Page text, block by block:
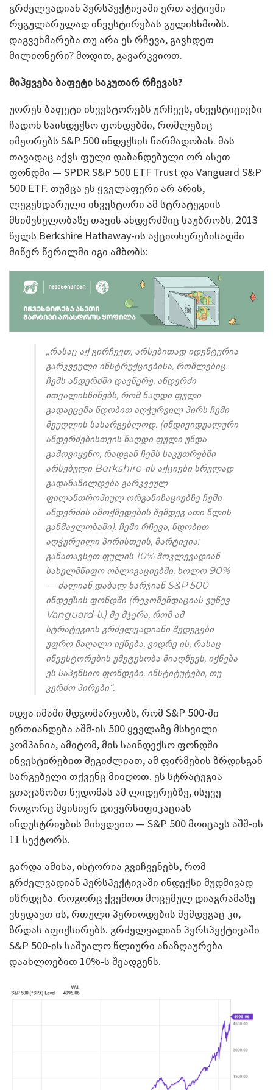
გრძელვადიან პერსპექტივაში ერთ აქტივში
რეგულარულად ინვესტირებას გულისხმობს.
დაგვეხმარება თუ არა ეს რჩევა, გავხდეთ
მილიონერი? მოდით, გავარკვიოთ.
მიჰყვება ბაფეტი საკუთარ რჩევას?
უორენ ბაფეტი ინვესტორებს ურჩევს, ინვესტიციები
ჩადონ საინდექსო ფონდებში, რომლებიც
იმეორებს S&P 500 ინდექსის წარმადობას. მას
თავადაც აქვს ფული დაბანდებული ორ ასეთ
ფონდში — SPDR S&P 500 ETF Trust და Vanguard S&P
500 ETF. თუმცა ეს ყველაფერი არ არის,
ლეგენდარული ინვესტორი ამ სტრატეგიის
მნიშვნელობაზე თავის ანდერძშიც საუბრობს. 2013
წელს Berkshire Hathaway-ის აქციონერებისადმი
მიწერ წერილში იგი ამბობს:
„რასაც აქ გირჩევთ, არსებითად იდენტურია
გარკვეული ინსტრუქციებისა, რომლებიც
ჩემს ანდერძში დავწერე. ანდერძი
ითვალისწინებს, რომ ნაღდი ფული
გადაეცემა ნდობით აღჭურვილ პირს ჩემი
მეუღლის სასარგებლოდ. (ინდივიდუალური
ანდერძებისთვის ნაღდი ფული უნდა
გამოვიყენო, რადგან ჩემს საკუთრებში
არსებული Berkshire-ის აქციები სრულად
გადანაწილდება გარკვეულ
ფილანთროპიულ ორგანიზაციებზე ჩემი
ანდერძის ამოქმედების შემდეგ ათი წლის
განმავლობაში). ჩემი რჩევა, ნდობით
აღჭურვილი პირისთვის, მარტივია:
განათავსეთ ფულის 10% მოკლევადიან
სახელმწიფო ობლიგაციებში, ხოლო 90%
— ძალიან დაბალ ხარჯიან S&P 500
ინდექსის ფონდში (რეკომენდაციას ვუწევ
Vanguard-ს.) მე მჯერა, რომ ამ
სტრატეგიის გრძელვადიანი შედეგები
უფრო მაღალი იქნება, ვიდრე ის, რასაც
ინვესტორების უმეტესობა მიაღწევს, იქნება
ეს საპენსიო ფონდები, ინსტიტუტები, თუ
კერძო პირები“.
იდეა იმაში მდგომარეობს, რომ S&P 500-ში
ერთიანდება აშშ-ის 500 ყველაზე მსხვილი
კომპანია, ამიტომ, მის საინდექსო ფონდში
ინვესტირებით შეგიძლიათ, ამ ფირმების ზრდისგან
სარგებელი თქვენც მიიღოთ. ეს სტრატეგია
გთავაზობთ წვდომას ამ ლიდერებზე, ისევე
როგორც მყისიერ დივერსიფიკაციას
ინდუსტრიების მიხედვით — S&P 500 მოიცავს აშშ-ის
11 სექტორს.
გარდა ამისა, ისტორია გვიჩვენებს, რომ
გრძელვადიან პერსპექტივაში ინდექსი მუდმივად
იზრდება. როგორც ქვემოთ მოცემულ დიაგრამაზე
ვხედავთ ის, რთული პერიოდების შემდეგაც კი,
ზრდას აფიქსირებს. გრძელვადიან პერსპექტივაში
S&P 500-ის საშუალო წლიური ანაზღაურება
დაახლოებით 10%-ს შეადგენს.